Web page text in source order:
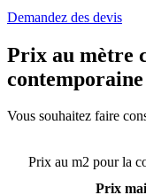
Demandez des devis
Prix au mètre
contemporaine
Vous souhaitez faire
Prix au m2 pour la
Prix